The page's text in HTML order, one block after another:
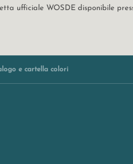
ufficiale WOSDE disponibile
e cartella colori